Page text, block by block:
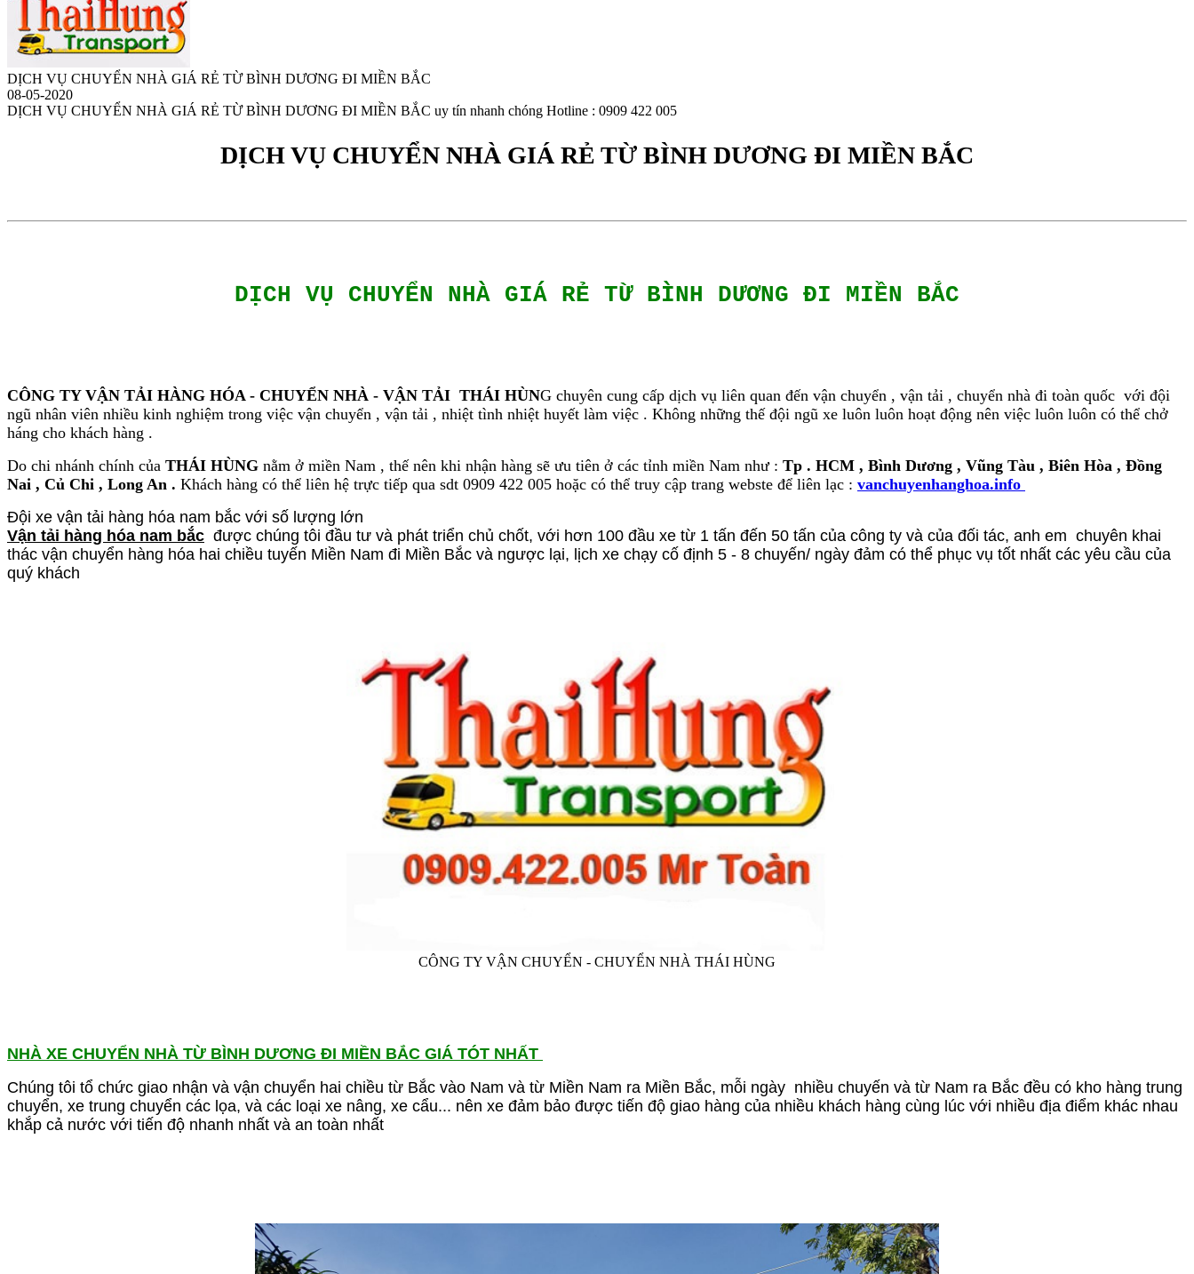
DỊCH VỤ CHUYỂN NHÀ GIÁ RẺ TỪ BÌNH DƯƠNG ĐI MIỀN BẮC
08-05-2020
DỊCH VỤ CHUYỂN NHÀ GIÁ RẺ TỪ BÌNH DƯƠNG ĐI MIỀN BẮC uy tín nhanh chóng Hotline : 0909 422 005
DỊCH VỤ CHUYỂN NHÀ GIÁ RẺ TỪ BÌNH DƯƠNG ĐI MIỀN BẮC
DỊCH VỤ CHUYỂN NHÀ GIÁ RẺ TỪ BÌNH DƯƠNG ĐI MIỀN BẮC
CÔNG TY VẬN TẢI HÀNG HÓA - CHUYỂN NHÀ - VẬN TẢI THÁI HÙNG chuyên cung cấp dịch vụ liên quan đến vận chuyển , vận tải , chuyển nhà đi toàn quốc với đội
ngũ nhân viên nhiều kinh nghiệm trong việc vận chuyển , vận tải , nhiệt tình nhiệt huyết làm việc . Không những thế đội ngũ xe luôn luôn hoạt động nên việc luôn luôn có thể chở
háng cho khách hàng .
Do chi nhánh chính của THÁI HÙNG nằm ở miền Nam , thế nên khi nhận hàng sẽ ưu tiên ở các tỉnh miền Nam như : Tp . HCM , Bình Dương , Vũng Tàu , Biên Hòa , Đồng
Nai , Củ Chi , Long An . Khách hàng có thể liên hệ trực tiếp qua sdt 0909 422 005 hoặc có thể truy cập trang webste để liên lạc : vanchuyenhanghoa.info
Đội xe vận tải hàng hóa nam bắc với số lượng lớn
Vận tải hàng hóa nam bắc được chúng tôi đầu tư và phát triển chủ chốt, với hơn 100 đầu xe từ 1 tấn đến 50 tấn của công ty và của đối tác, anh em chuyên khai
thác vận chuyển hàng hóa hai chiều tuyến Miền Nam đi Miền Bắc và ngược lại, lịch xe chạy cố định 5 - 8 chuyến/ ngày đảm có thể phục vụ tốt nhất các yêu cầu của
quý khách
CÔNG TY VẬN CHUYỂN - CHUYỂN NHÀ THÁI HÙNG
NHÀ XE CHUYỂN NHÀ TỪ BÌNH DƯƠNG ĐI MIỀN BẮC GIÁ TÓT NHẤT
Chúng tôi tổ chức giao nhận và vận chuyển hai chiều từ Bắc vào Nam và từ Miền Nam ra Miền Bắc, mỗi ngày nhiều chuyến và từ Nam ra Bắc đều có kho hàng trung
chuyển, xe trung chuyển các lọa, và các loại xe nâng, xe cẩu... nên xe đảm bảo được tiến độ giao hàng của nhiều khách hàng cùng lúc với nhiều địa điểm khác nhau
khắp cả nước với tiến độ nhanh nhất và an toàn nhất